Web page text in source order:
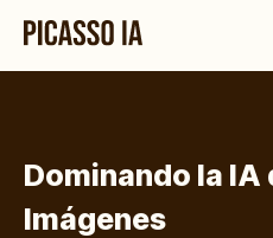
Dominando la IA
Imágenes